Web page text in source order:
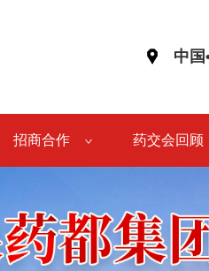
中国
招商合作 药交会回顾